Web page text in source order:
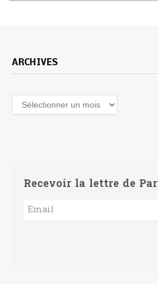
ARCHIVES
Archives
Recevoir la lettre de